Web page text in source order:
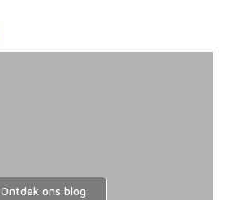
kan
Ontdek ons blog